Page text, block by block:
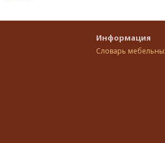
Информация
Словарь